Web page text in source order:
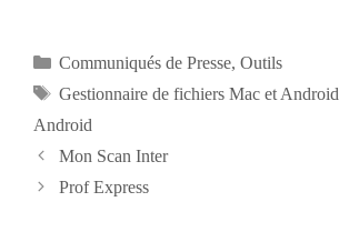
Catégories
Communiqués de Presse, Outils
Étiquettes
Gestionnaire de fichiers Mac et Android
Android
Navigation
des
Mon Scan Inter
Prof Express